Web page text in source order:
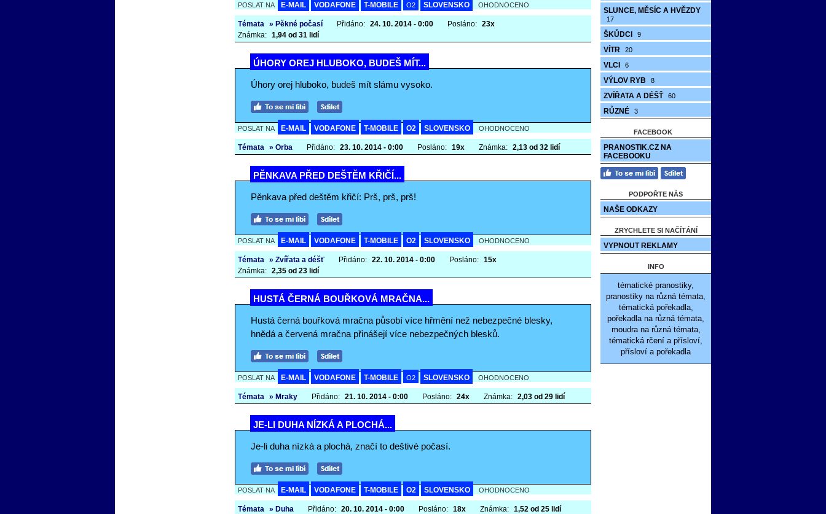
POSLAT NA E-MAIL VODAFONE T-MOBILE O2 SLOVENSKO OHODNOCENO
Témata » Pěkné počasí Přidáno: 24. 10. 2014 - 0:00 Posláno: 23x
Známka: 1,94 od 31 lidí
ÚHORY OREJ HLUBOKO, BUDEŠ MÍT...
Úhory orej hluboko, budeš mít slámu vysoko.
POSLAT NA E-MAIL VODAFONE T-MOBILE O2 SLOVENSKO OHODNOCENO
Témata » Orba Přidáno: 23. 10. 2014 - 0:00 Posláno: 19x Známka: 2,13 od 32 lidí
PĚNKAVA PŘED DEŠTĚM KŘIČÍ...
Pěnkava před deštěm křičí: Prš, prš, prš!
POSLAT NA E-MAIL VODAFONE T-MOBILE O2 SLOVENSKO OHODNOCENO
Témata » Zvířata a déšť Přidáno: 22. 10. 2014 - 0:00 Posláno: 15x
Známka: 2,35 od 23 lidí
HUSTÁ ČERNÁ BOUŘKOVÁ MRAČNA...
Hustá černá bouřková mračna působí více hřmění než nebezpečné blesky,
hnědá a červená mračna přinášejí více nebezpečných blesků.
POSLAT NA E-MAIL VODAFONE T-MOBILE O2 SLOVENSKO OHODNOCENO
Témata » Mraky Přidáno: 21. 10. 2014 - 0:00 Posláno: 24x Známka: 2,03 od 29 lidí
JE-LI DUHA NÍZKÁ A PLOCHÁ...
Je-li duha nízká a plochá, značí to deštivé počasí.
POSLAT NA E-MAIL VODAFONE T-MOBILE O2 SLOVENSKO OHODNOCENO
Témata » Duha Přidáno: 20. 10. 2014 - 0:00 Posláno: 18x Známka: 1,52 od 25 lidí
SLUNCE, MĚSÍC A HVĚZDY
17
ŠKŮDCI 9
VÍTR 20
VLCI 6
VÝLOV RYB 8
ZVÍŘATA A DÉŠŤ 60
RŮZNÉ 3
FACEBOOK
PRANOSTIK.CZ NA
FACEBOOKU
PODPOŘTE NÁS
NAŠE ODKAZY
ZRYCHLETE SI NAČÍTÁNÍ
VYPNOUT REKLAMY
INFO
tématické pranostiky,
pranostiky na různá témata,
tématická pořekadla,
pořekadla na různá témata,
moudra na různá témata,
tématická rčení a přísloví,
přísloví a pořekadla